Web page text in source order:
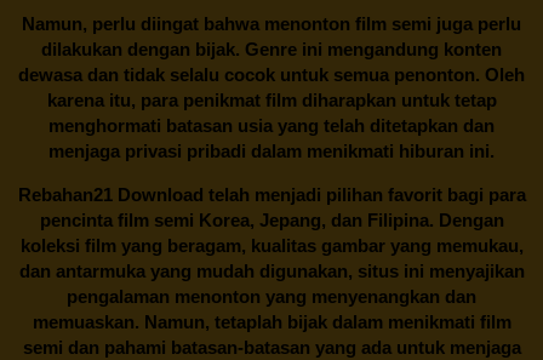
Namun, perlu diingat bahwa menonton film semi juga perlu
dilakukan dengan bijak. Genre ini mengandung konten
dewasa dan tidak selalu cocok untuk semua penonton. Oleh
karena itu, para penikmat film diharapkan untuk tetap
menghormati batasan usia yang telah ditetapkan dan
menjaga privasi pribadi dalam menikmati hiburan ini.
Rebahan21Download telah menjadi pilihan favorit bagi para
pencinta film semi Korea, Jepang, dan Filipina. Dengan
koleksi film yang beragam, kualitas gambar yang memukau,
dan antarmuka yang mudah digunakan, situs ini menyajikan
pengalaman menonton yang menyenangkan dan
memuaskan. Namun, tetaplah bijak dalam menikmati film
semi dan pahami batasan-batasan yang ada untuk menjaga